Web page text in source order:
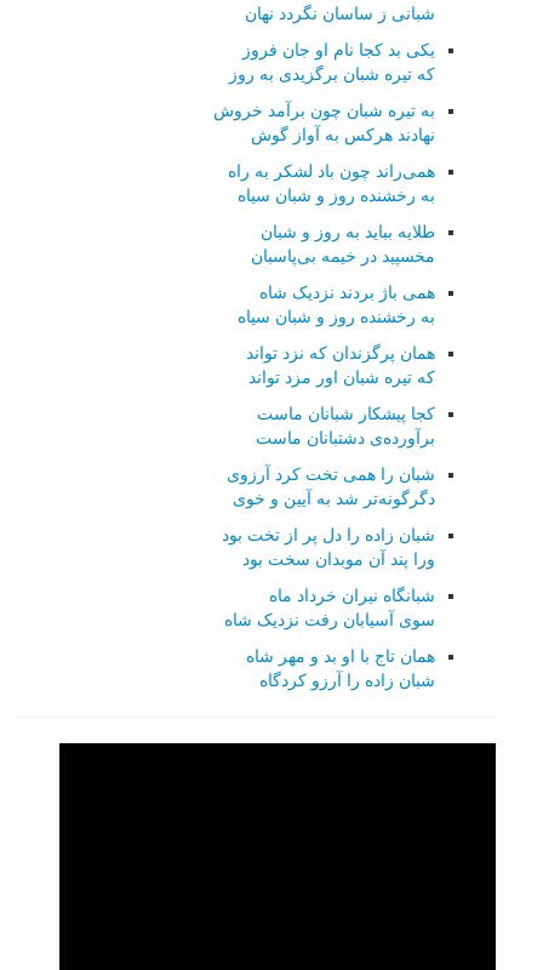
شبانی ز ساسان نگردد نهان
یکی بد کجا نام او جان فروز
که تیره شبان برگزیدی به روز
به تیره شبان چون برآمد خروش
نهادند هرکس به آواز گوش
همی‌راند چون باد لشکر به راه
به رخشنده روز و شبان سیاه
طلایه بباید به روز و شبان
مخسپید در خیمه بی‌پاسبان
همی باژ بردند نزدیک شاه
به رخشنده روز و شبان سیاه
همان پرگزندان که نزد تواند
که تیره شبان اور مزد تواند
کجا پیشکار شبانان ماست
برآورده‌ی دشتبانان ماست
شبان را همی تخت کرد آرزوی
دگرگونه‌تر شد به آیین و خوی
شبان زاده را دل پر از تخت بود
ورا پند آن موبدان سخت بود
شبانگاه نیران خرداد ماه
سوی آسیابان رفت نزدیک شاه
همان تاج با او بد و مهر شاه
شبان زاده را آرزو کردگاه